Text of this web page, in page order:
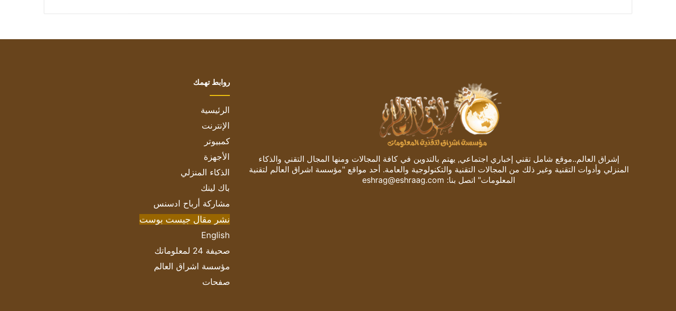
إشراق العالم..موقع شامل تقني إخباري اجتماعي, يهتم بالتدوين في كافة المجالات ومنها المجال التقني والذكاء
المنزلي وأدوات التقنية وغير ذلك من المجالات التقنية والتكنولوجية والعامة. أحد مواقع "مؤسسة اشراق العالم لتقنية
المعلومات" اتصل بنا: eshrag@eshraag.com
روابط تهمك
الرئيسية
الإنترنت
كمبيوتر
الأجهزة
الذكاء المنزلي
باك لينك
مشاركة أرباح ادسنس
نشر مقال جيست بوست
English
صحيفة 24 لمعلوماتك
مؤسسة اشراق العالم
صفحات